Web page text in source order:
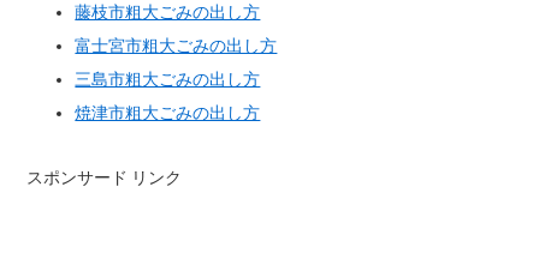
藤枝市粗大ごみの出し方
富士宮市粗大ごみの出し方
三島市粗大ごみの出し方
焼津市粗大ごみの出し方
スポンサード リンク